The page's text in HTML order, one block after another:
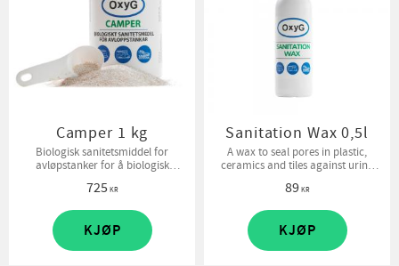
Camper 1 kg
Biologisk sanitetsmiddel for
avløpstanker for å biologisk
nedbrytningsprosess.
725 KR
KJØP
Sanitation Wax 0,5l
A wax to seal pores in plastic,
ceramics and tiles against urine
89KR
KJØP